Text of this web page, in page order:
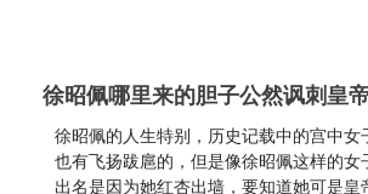
徐昭佩哪里来的胆子公然讽刺皇帝
徐昭佩的人生特别，历史记载中的宫中女
也有飞扬跋扈的，但是像徐昭佩这样的女
出名是因为她红杏出墙，要知道她可是